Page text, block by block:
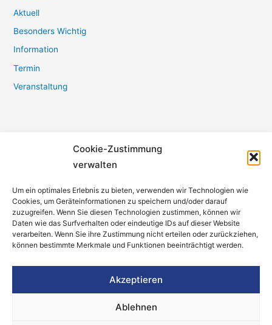
Cookie-Zustimmung
verwalten
Um ein optimales Erlebnis zu bieten, verwenden wir Technologien wie
Cookies, um Geräteinformationen zu speichern und/oder darauf
zuzugreifen. Wenn Sie diesen Technologien zustimmen, können wir
Daten wie das Surfverhalten oder eindeutige IDs auf dieser Website
verarbeiten. Wenn Sie ihre Zustimmung nicht erteilen oder zurückziehen,
können bestimmte Merkmale und Funktionen beeinträchtigt werden.
Akzeptieren
Ablehnen
Aktuell
Besonders Wichtig
Information
Termin
Veranstaltung
Bürger- und Heimatverein Refrath e.V.
51427 Bergisch Gladbach
Telefon:0171 1160874
vorstand@bhv-refrath.de